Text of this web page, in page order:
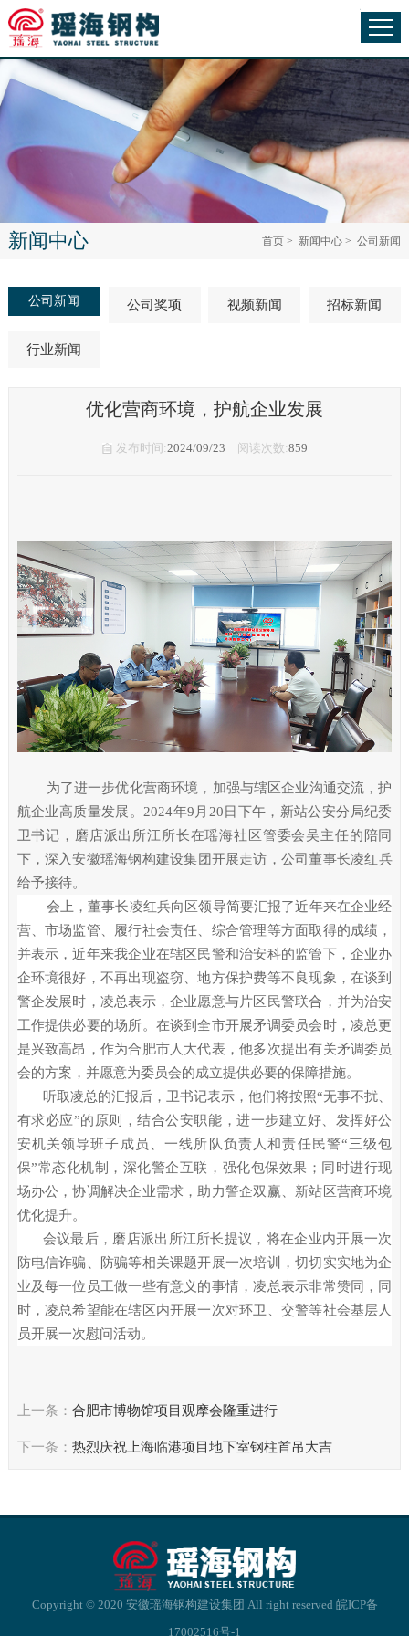
新闻中心 首页 > 新闻中心 > 公司新闻
公司新闻 公司奖项 视频新闻 招标新闻
行业新闻
优化营商环境，护航企业发展
发布时间: 2024/09/23 阅读次数:859
为了进一步优化营商环境，加强与辖区企业沟通交流，护
航企业高质量发展。 2024年9月20日下午，新站公安分局纪委
卫书记，磨店派出所江所长在瑶海社区管委会吴主任的陪同
下，深入安徽瑶海钢构建设集团开展走访 ， 公司董事长凌红兵
给予接待。
会上，董事长凌红兵向区领导简要汇报了近年来在企业经
营、市场监管、履行社会责任、综合管理等方面取得的成绩，
并表示，近年来我企业在辖区民警和治安科的监管下，企业办
企环境很好，不再出现盗窃、地方保护费等不良现象，在谈到
警企发展时，凌总表示，企业愿意与片区民警联合，并为治安
工作提供必要的场所。在谈到全市开展矛调委员会时，凌总更
是兴致高昂，作为合肥市人大代表，他多次提出有关矛调委员
会的方案，并愿意为委员会的成立提供必要的保障措施。
听取凌总的汇报后，卫书记表示，他们将按照“无事不扰、
有求必应”的原则，结合公安职能，进一步建立好、发挥好公
安机关领导班子成员、一线所队负责人和责任民警“三级包
保”常态化机制，深化警企互联，强化包保效果；同时进行现
场办公，协调解决企业需求，助力警企双赢、新站区营商环境
优化提升。
会议最后，磨店派出所江所长提议，将在企业内开展一次
防电信诈骗、防骗等相关课题开展一次培训，切切实实地为企
业及每一位员工做一些有意义的事情，凌总表示非常赞同，同
时，凌总希望能在辖区内开展一次对环卫、交警等社会基层人
员开展一次慰问活动。
上一条： 合肥市博物馆项目观摩会隆重进行
下一条： 热烈庆祝上海临港项目地下室钢柱首吊大吉
Copyright © 2020 安徽瑶海钢构建设集团 All right reserved 皖ICP备
17002516号-1